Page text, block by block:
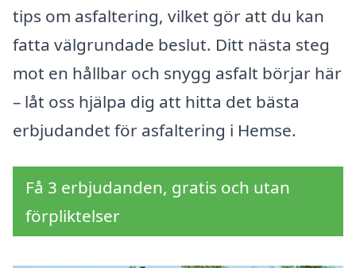
tips om asfaltering, vilket gör att du kan
fatta välgrundade beslut. Ditt nästa steg
mot en hållbar och snygg asfalt börjar här
– låt oss hjälpa dig att hitta det bästa
erbjudandet för asfaltering i Hemse.
Få 3 erbjudanden, gratis och utan
förpliktelser